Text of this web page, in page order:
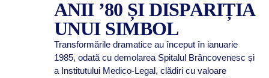
ANII ’80 ȘI DISPARIȚIA
UNUI SIMBOL
Transformările dramatice au început în ianuarie
1985, odată cu demolarea Spitalul Brâncovenesc și
a Institutului Medico-Legal, clădiri cu valoare